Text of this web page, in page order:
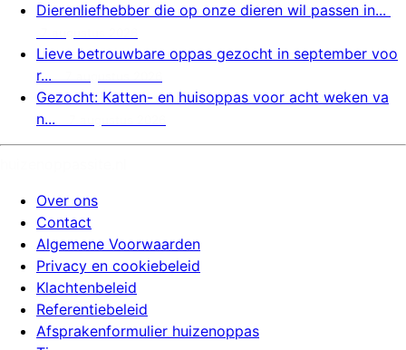
Dierenliefhebber die op onze dieren wil passen in...
Lieve betrouwbare oppas gezocht in september voo
r...
Gezocht: Katten- en huisoppas voor acht weken va
n...
Over ons
Contact
Algemene Voorwaarden
Privacy en cookiebeleid
Klachtenbeleid
Referentiebeleid
Afsprakenformulier huizenoppas